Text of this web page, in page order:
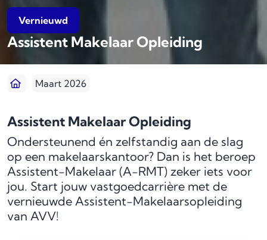
Vernieuwd
Assistent Makelaar Opleiding
Maart 2026
Assistent Makelaar Opleiding
Ondersteunend én zelfstandig aan de slag
op een makelaarskantoor? Dan is het beroep
Assistent-Makelaar (A-RMT) zeker iets voor
jou. Start jouw vastgoedcarrière met de
vernieuwde Assistent-Makelaarsopleiding
van AVV!